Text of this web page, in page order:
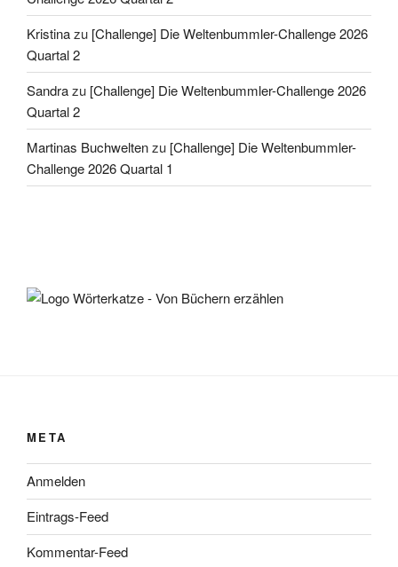
Kristinazu [Challenge] Die Weltenbummler-Challenge 2026
Quartal 2
Sandrazu [Challenge] Die Weltenbummler-Challenge 2026
Quartal 2
Martinas Buchweltenzu [Challenge] Die Weltenbummler-
Challenge 2026 Quartal 1
META
Anmelden
Eintrags-Feed
Kommentar-Feed